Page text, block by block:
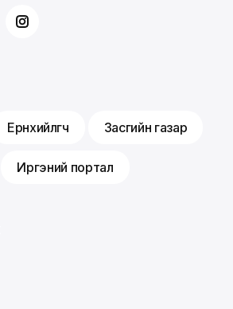
Ерөнхийлөгч Засгийн газар
Иргэний портал